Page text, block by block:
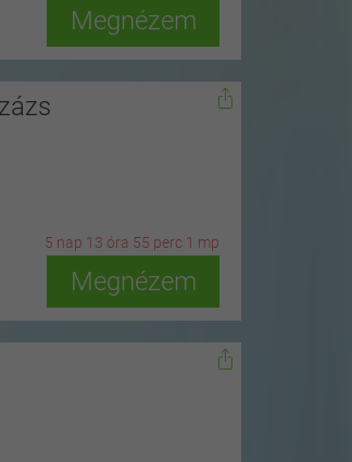
Megnézem
5n ap13ó ra54p erc59 mp
Megnézem